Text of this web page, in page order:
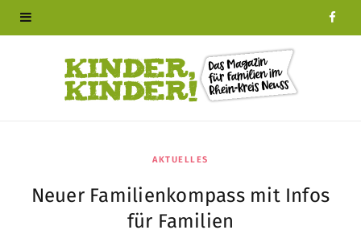
AKTUELLES
Neuer Familienkompass mit Infos
für Familien